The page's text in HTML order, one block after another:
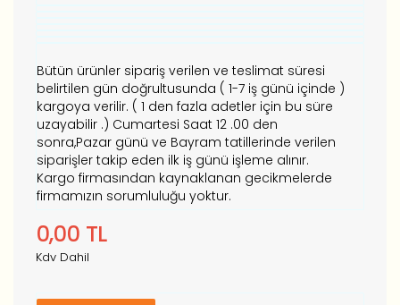
Bütün ürünler sipariş verilen ve teslimat süresi
belirtilen gün doğrultusunda ( 1-7 iş günü içinde )
kargoya verilir. ( 1 den fazla adetler için bu süre
uzayabilir .) Cumartesi Saat 12 .00 den
sonra,Pazar günü ve Bayram tatillerinde verilen
siparişler takip eden ilk iş günü işleme alınır.
Kargo firmasından kaynaklanan gecikmelerde
firmamızın sorumluluğu yoktur.
0,00 TL
Kdv Dahil